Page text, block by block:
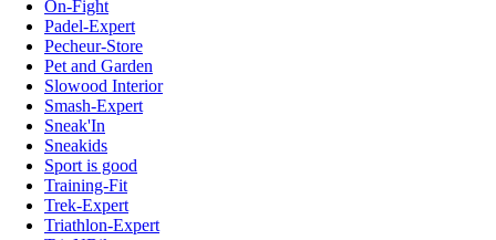
On-Fight
Padel-Expert
Pecheur-Store
Pet and Garden
Slowood Interior
Smash-Expert
Sneak'In
Sneakids
Sport is good
Training-Fit
Trek-Expert
Triathlon-Expert